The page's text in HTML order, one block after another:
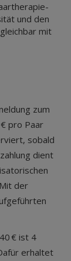
und den
mit
zum
pro Paar
sobald
dient
der
€ ist 4
erhaltet